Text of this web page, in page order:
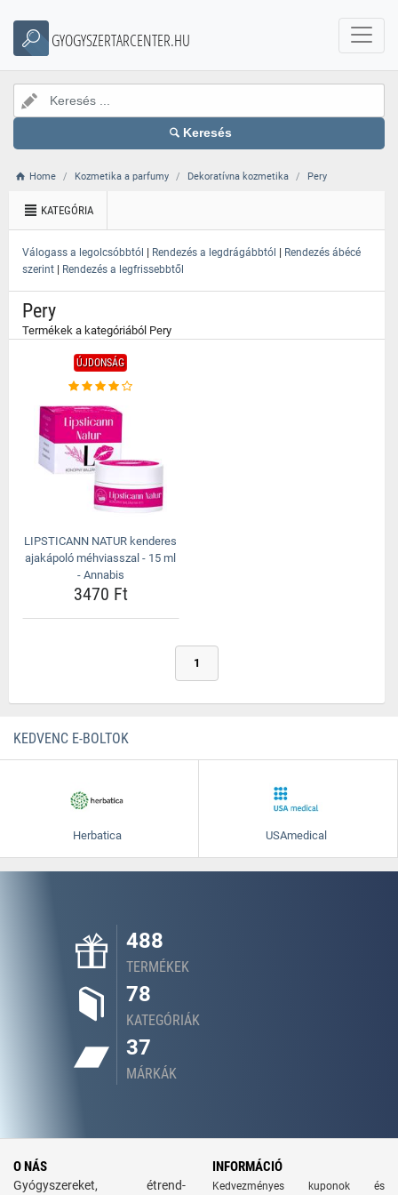
GYOGYSZERTARCENTER.HU
Keresés
Home Kozmetika a parfumy Dekoratívna kozmetika Pery
KATEGÓRIA
Válogass a legolcsóbbtól | Rendezés a legdrágábbtól | Rendezés ábécé
szerint | Rendezés a legfrissebbtől
Pery
Termékek a kategóriából Pery
ÚJDONSÁG
LIPSTICANN NATUR kenderes
ajakápoló méhviasszal - 15 ml
- Annabis
3470 Ft
1
KEDVENC E-BOLTOK
Herbatica USAmedical
488
TERMÉKEK
78
KATEGÓRIÁK
37
MÁRKÁK
O NÁS
Gyógyszereket, étrend-
INFORMÁCIÓ
Kedvezményes kuponok és